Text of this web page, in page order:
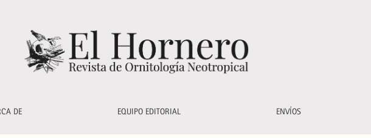
- Picidae)
DE EQUIPO EDITORIAL ENVÍOS